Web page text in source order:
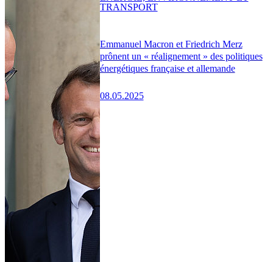
Emmanuel Macron et Friedrich Merz
prônent un « réalignement » des politiques
énergétiques française et allemande
08.05.2025
TRANSPORT